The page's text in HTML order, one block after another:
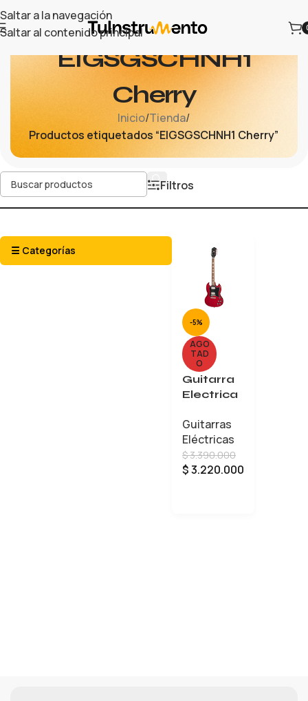
Saltar a la navegación
Saltar al contenido principal
EIGSGSCHNH1
Cherry
Inicio/Tienda/
Productos etiquetados “EIGSGSCHNH1 Cherry”
Filtros
☰ Categorías
-5%
AGO
TAD
O
Guitarra
Electrica
SG
STAND
EIGSGSC
HNH1
Guitarras
Eléctricas
$3.390.000
$3.220.000